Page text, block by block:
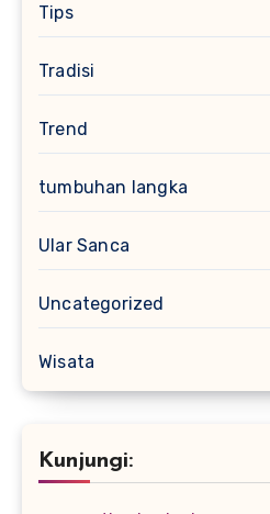
Tips
Tradisi
Trend
tumbuhan langka
Ular Sanca
Uncategorized
Wisata
Kunjungi: